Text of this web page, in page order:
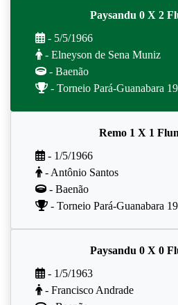
Paysandu 0 X 2
- 5/5/1966
- Elneyson de Sena Muniz
- Baenão
- Torneio Pará-Guanabara
Remo 1 X 1
- 1/5/1966
- Antônio Santos
- Baenão
- Torneio Pará-Guanabara
Paysandu 0 X 0
- 1/5/1963
- Francisco Andrade